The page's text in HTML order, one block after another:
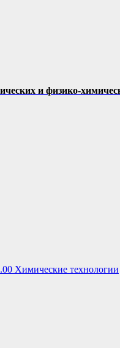
и физико-
Химические технологии